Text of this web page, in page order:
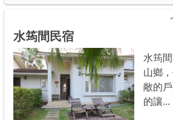
水筠間民宿
水筠
山鄉
敞的
的讓...